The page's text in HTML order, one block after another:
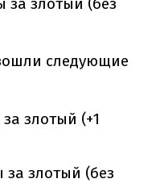
следующие
злотый (+1
за злотый (без